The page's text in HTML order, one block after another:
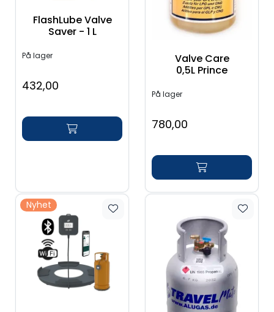
FlashLube Valve
Saver - 1 L
På lager
432,00
Valve Care
0,5L Prince
På lager
780,00
Nyhet
Alle produkter